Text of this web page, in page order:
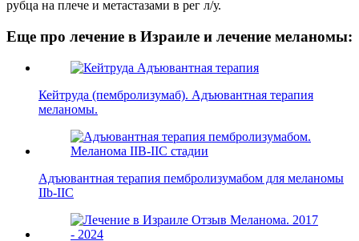
рубца на плече и метастазами в рег л/у.
Еще про лечение в Израиле и лечение меланомы:
Кейтруда (пембролизумаб). Адъювантная терапия
меланомы.
Адъювантная терапия пембролизумабом для меланомы
IIb-IIC